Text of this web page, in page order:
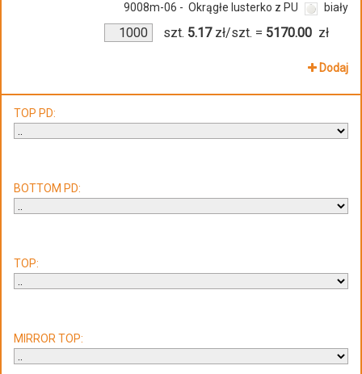
9008m-06 - Okrągłe lusterko z PU biały
szt. 5.17 zł/szt. = 5170.00 zł
Dodaj
TOP PD:
BOTTOM PD:
TOP:
MIRROR TOP: